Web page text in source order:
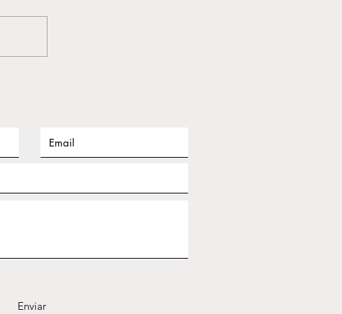
vergüenza suelen vivirse como
Enviar